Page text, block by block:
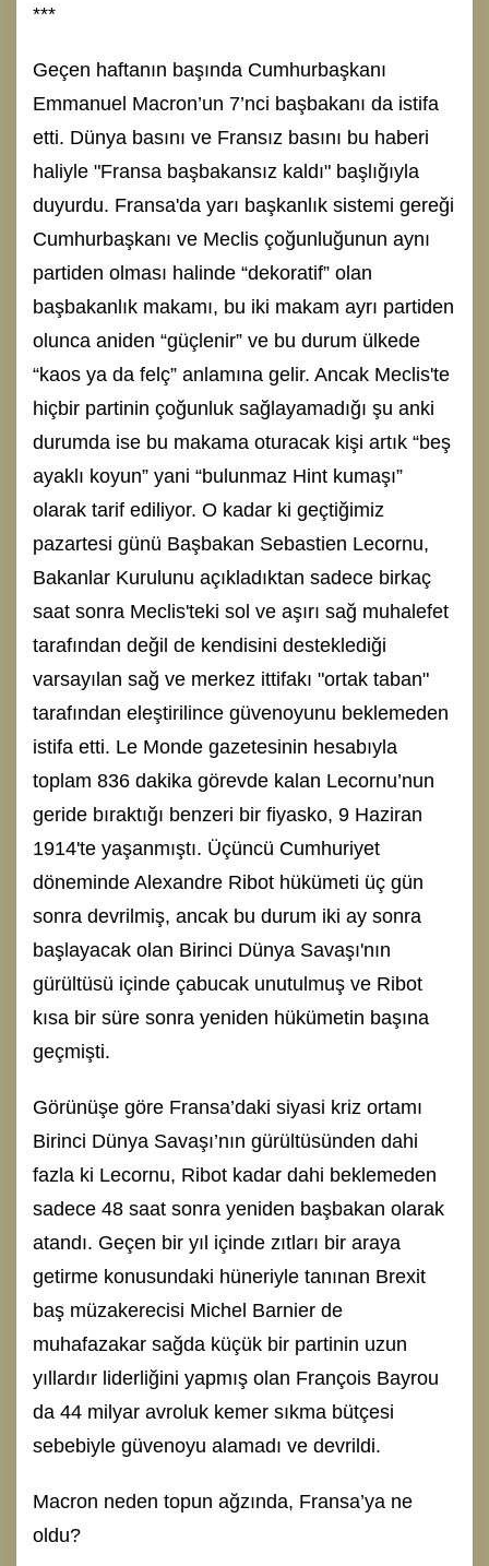
***
Geçen haftanın başında Cumhurbaşkanı
Emmanuel Macron’un 7’nci başbakanı da istifa
etti. Dünya basını ve Fransız basını bu haberi
haliyle "Fransa başbakansız kaldı" başlığıyla
duyurdu. Fransa'da yarı başkanlık sistemi gereği
Cumhurbaşkanı ve Meclis çoğunluğunun aynı
partiden olması halinde “dekoratif” olan
başbakanlık makamı, bu iki makam ayrı partiden
olunca aniden “güçlenir” ve bu durum ülkede
“kaos ya da felç” anlamına gelir. Ancak Meclis'te
hiçbir partinin çoğunluk sağlayamadığı şu anki
durumda ise bu makama oturacak kişi artık “beş
ayaklı koyun” yani “bulunmaz Hint kumaşı”
olarak tarif ediliyor. O kadar ki geçtiğimiz
pazartesi günü Başbakan Sebastien Lecornu,
Bakanlar Kurulunu açıkladıktan sadece birkaç
saat sonra Meclis'teki sol ve aşırı sağ muhalefet
tarafından değil de kendisini desteklediği
varsayılan sağ ve merkez ittifakı "ortak taban"
tarafından eleştirilince güvenoyunu beklemeden
istifa etti. Le Monde gazetesinin hesabıyla
toplam 836 dakika görevde kalan Lecornu’nun
geride bıraktığı benzeri bir fiyasko, 9 Haziran
1914'te yaşanmıştı. Üçüncü Cumhuriyet
döneminde Alexandre Ribot hükümeti üç gün
sonra devrilmiş, ancak bu durum iki ay sonra
başlayacak olan Birinci Dünya Savaşı'nın
gürültüsü içinde çabucak unutulmuş ve Ribot
kısa bir süre sonra yeniden hükümetin başına
geçmişti.
Görünüşe göre Fransa’daki siyasi kriz ortamı
Birinci Dünya Savaşı’nın gürültüsünden dahi
fazla ki Lecornu, Ribot kadar dahi beklemeden
sadece 48 saat sonra yeniden başbakan olarak
atandı. Geçen bir yıl içinde zıtları bir araya
getirme konusundaki hüneriyle tanınan Brexit
baş müzakerecisi Michel Barnier de
muhafazakar sağda küçük bir partinin uzun
yıllardır liderliğini yapmış olan François Bayrou
da 44 milyar avroluk kemer sıkma bütçesi
sebebiyle güvenoyu alamadı ve devrildi.
Macron neden topun ağzında, Fransa’ya ne
oldu?